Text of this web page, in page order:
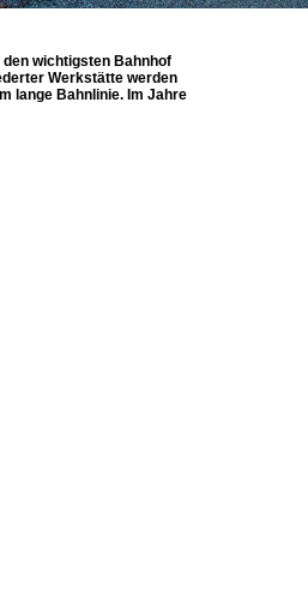
wichtigsten Bahnhof
Werkstätte werden
lange Bahnlinie. Im Jahre